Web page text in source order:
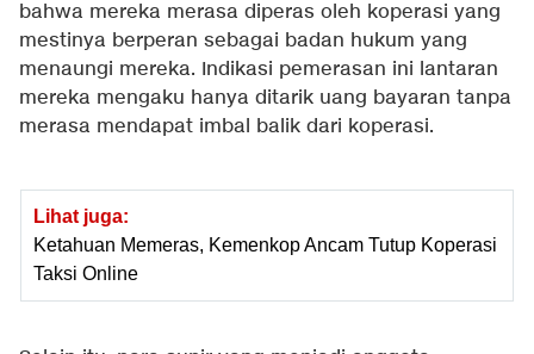
bahwa mereka merasa diperas oleh koperasi yang
mestinya berperan sebagai badan hukum yang
menaungi mereka. Indikasi pemerasan ini lantaran
mereka mengaku hanya ditarik uang bayaran tanpa
merasa mendapat imbal balik dari koperasi.
Lihat juga:
Ketahuan Memeras, Kemenkop Ancam Tutup Koperasi
Taksi Online